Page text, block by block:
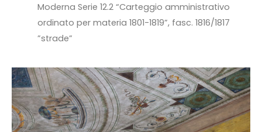
Moderna Serie 12.2 “Carteggio amministrativo
ordinato per materia 1801-1819”, fasc. 1816/1817
”strade”